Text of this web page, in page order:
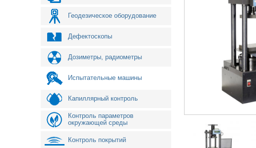
Геодезическое оборудование
Дефектоскопы
Дозиметры, радиометры
Испытательные машины
Капиллярный контроль
Контроль параметров
окружающей среды
Контроль покрытий